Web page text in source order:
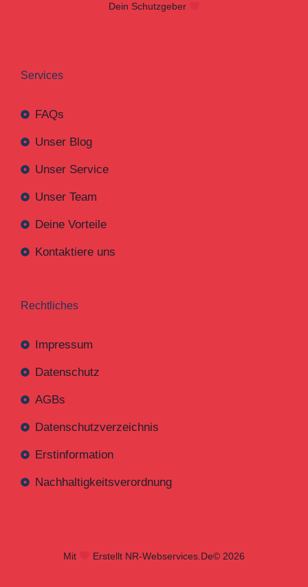
Dein Schutzgeber
Services
FAQs
Unser Blog
Unser Service
Unser Team
Deine Vorteile
Kontaktiere uns
Rechtliches
Impressum
Datenschutz
AGBs
Datenschutzverzeichnis
Erstinformation
Nachhaltigkeitsverordnung
Mit Erstellt NR-Webservices.de© 2026